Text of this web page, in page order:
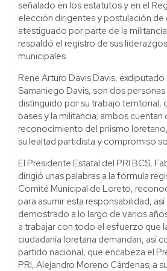
señalado en los estatutos y en el
elección dirigentes y postulación
atestiguado por parte de la
respaldó el registro de sus
municipales.
Rene Arturo Davis Davis, exdiputado
Samaniego Davis, son dos personas
distinguido por su trabajo territorial,
bases y la militancia; ambos cuentan
reconocimiento del priismo
su lealtad partidista y compromiso
El Presidente Estatal del PRI BCS,
dirigió unas palabras a la fórmula
Comité Municipal de Loreto,
para asumir esta responsabilidad,
demostrado a lo largo de varios
a trabajar con todo el esfuerzo que
ciudadanía loretana demandan, así
partido nacional, que encabeza el
PRI, Alejandro Moreno Cárdenas; a